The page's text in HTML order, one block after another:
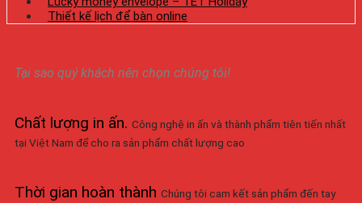
Thiết kế lịch để bàn online
Tại sao quý khách nên chọn chúng tôi!
Chất lượng in ấn. Công nghệ in ấn và thành phẩm tiên tiến nhất
tại Việt Nam để cho ra sản phẩm chất lượng cao
Thời gian hoàn thành Chúng tôi cam kết sản phẩm đến tay